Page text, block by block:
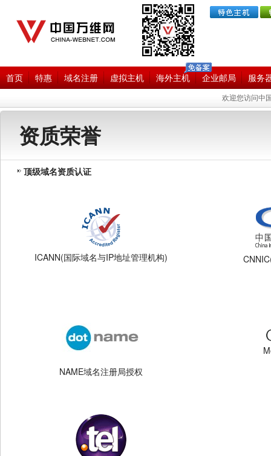
首页
欢迎您访问中
特惠 域名注册 虚拟主机 海外主机 企业邮局 服务
资质荣誉
顶级域名资质认证
ICANN(国际域名与IP地址管理机构)
NAME域名注册局授权